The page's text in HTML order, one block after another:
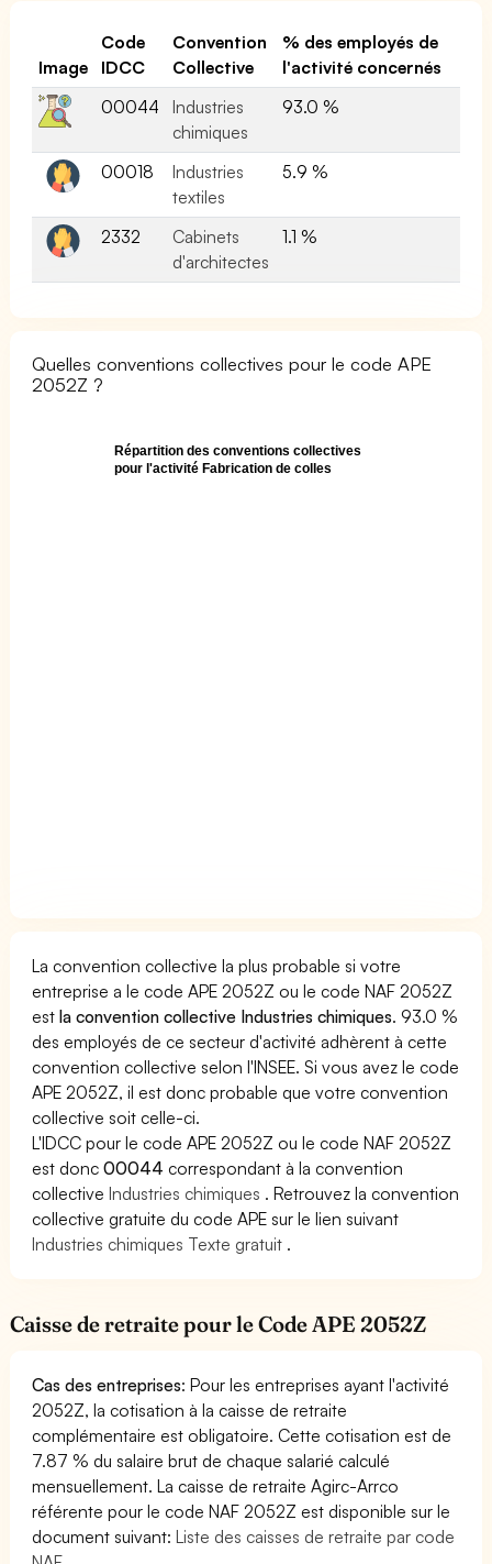
Image
Code
IDCC
Convention
Collective
% des employés de
l'activité concernés
00044
Industries
chimiques
93.0 %
00018
Industries
textiles
5.9 %
2332
Cabinets
d'architectes
1.1 %
Quelles conventions collectives pour le code APE
2052Z ?
Répartition des conventions collectives
pour l'activité Fabrication de colles
La convention collective la plus probable si votre
entreprise a le code APE 2052Z ou le code NAF 2052Z
estla convention collective Industries chimiques. 93.0 %
des employés de ce secteur d'activité adhèrent à cette
convention collective selon l'INSEE. Si vous avez le code
APE 2052Z, il est donc probable que votre convention
collective soit celle-ci.
L'IDCC pour le code APE 2052Z ou le code NAF 2052Z
est donc00044 correspondant à la convention
collectiveIndustries chimiques . Retrouvez la convention
collective gratuite du code APE sur le lien suivant
Industries chimiques Texte gratuit .
Caisse de retraite pour le Code APE 2052Z
Cas des entreprises: Pour les entreprises ayant l'activité
2052Z, la cotisation à la caisse de retraite
complémentaire est obligatoire. Cette cotisation est de
7.87 % du salaire brut de chaque salarié calculé
mensuellement. La caisse de retraite Agirc-Arrco
référente pour le code NAF 2052Z est disponible sur le
document suivant:Liste des caisses de retraite par code